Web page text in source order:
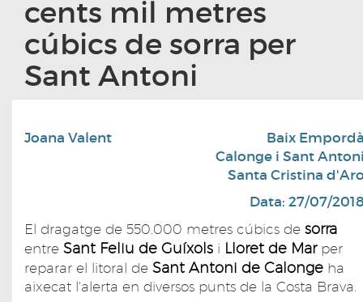
cents mil metres
cúbics de sorra per
Sant Antoni
Joana Valent
Baix
Calonge i Sant
Santa Cristina
Data: 27/07/
El dragatge de 550.000 metres cúbics de sorra
entre Sant Feliu de Guíxols i Lloret de Marper
reparar el litoral de Sant Antoni de Calonge ha
aixecat l'alerta en diversos punts de la Costa Brava.